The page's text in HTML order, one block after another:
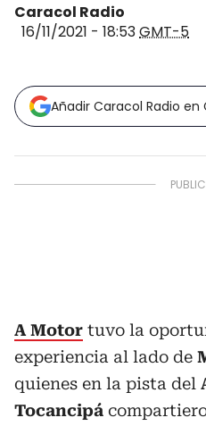
Caracol Radio
16/11/2021 - 18:53GMT-5
Añadir Caracol Radio en
A Motor tuvo la
experiencia al lado de
quienes en la pista del
Tocancipá